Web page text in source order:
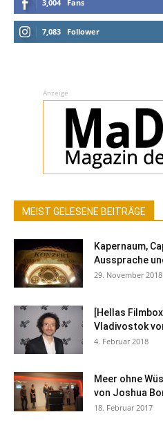
3,004 Fans
7,083 Follower
Anzeige
MEIST GELESENE BEITRÄGE
Kapernaum,
Aussprache
29. November 2018
[Hellas
Vladivostok
4. Februar 2018
Meer ohne
von Joshua
18. Februar 2017